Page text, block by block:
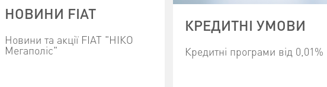
НОВИНИ FIAT
Новини та акції FIAT "НІКО
Мегаполіс"
КРЕДИТНІ УМОВИ
Кредитні програми від 0,01%